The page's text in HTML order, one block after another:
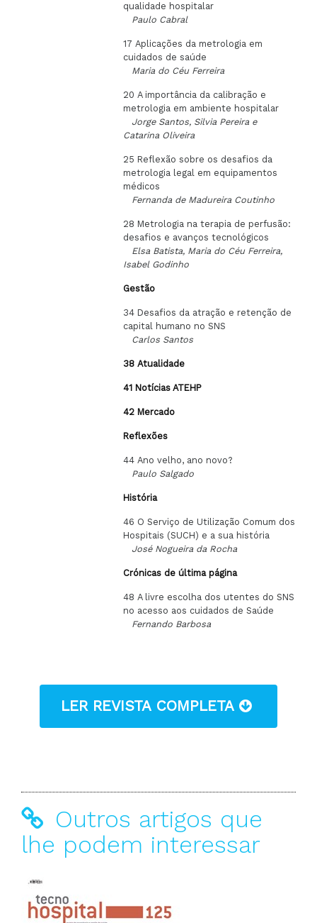
qualidade hospitalar
Paulo Cabral
17 Aplicações da metrologia em
cuidados de saúde
Maria do Céu Ferreira
20 A importância da calibração e
metrologia em ambiente hospitalar
Jorge Santos, Silvia Pereira e
Catarina Oliveira
25 Reflexão sobre os desafios da
metrologia legal em equipamentos
médicos
Fernanda de Madureira Coutinho
28 Metrologia na terapia de perfusão:
desafios e avanços tecnológicos
Elsa Batista, Maria do Céu Ferreira,
Isabel Godinho
Gestão
34 Desafios da atração e retenção de
capital humano no SNS
Carlos Santos
38Atualidade
41 Notícias ATEHP
42 Mercado
Reflexões
44 Ano velho, ano novo?
Paulo Salgado
História
46 O Serviço de Utilização Comum dos
Hospitais (SUCH) e a sua história
José Nogueira da Rocha
Crónicas de última página
48 A livre escolha dos utentes do SNS
no acesso aos cuidados de Saúde
Fernando Barbosa
LER REVISTA COMPLETA
Outros artigos que
lhe podem interessar